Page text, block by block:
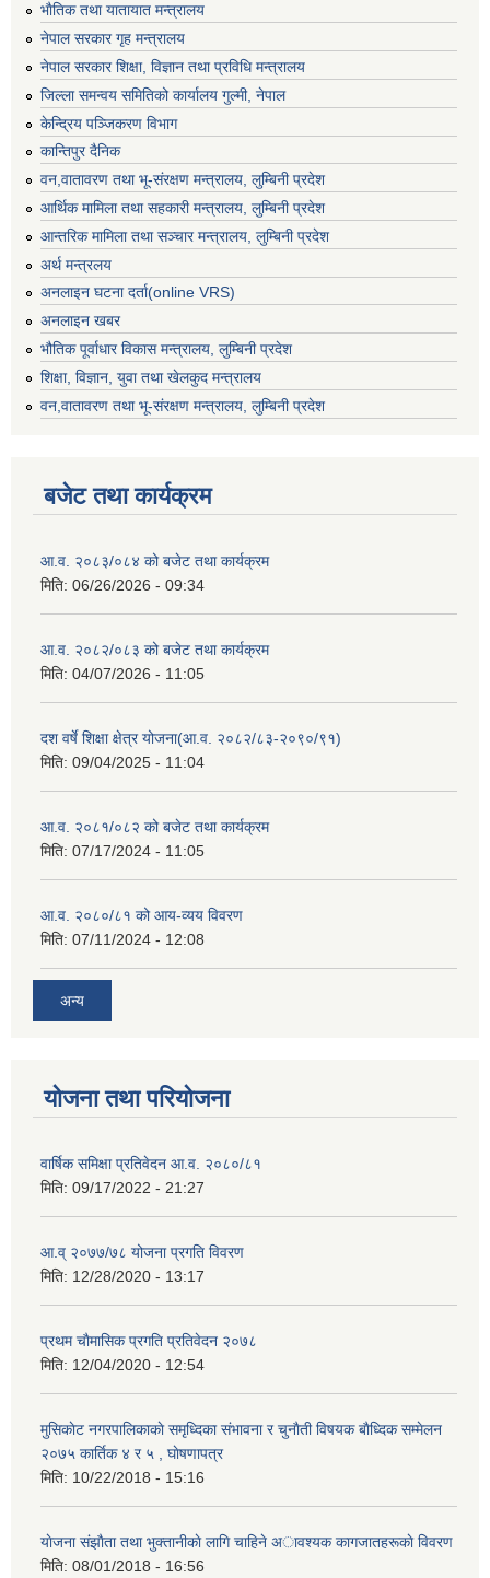
भाैतिक तथा यातायात मन्त्रालय
नेपाल सरकार गृह मन्त्रालय
नेपाल सरकार शिक्षा, विज्ञान तथा प्रविधि मन्त्रालय
जिल्ला समन्वय समितिको कार्यालय गुल्मी, नेपाल
केन्द्रिय पञ्जिकरण विभाग
कान्तिपुर दैनिक
वन,वातावरण तथा भू-संरक्षण मन्त्रालय, लुम्बिनी प्रदेश
आर्थिक मामिला तथा सहकारी मन्त्रालय, लुम्बिनी प्रदेश
आन्तरिक मामिला तथा सञ्चार मन्त्रालय, लुम्बिनी प्रदेश
अर्थ मन्त्रलय
अनलाइन घटना दर्ता(online VRS)
अनलाइन खबर
भौतिक पूर्वाधार विकास मन्त्रालय, लुम्बिनी प्रदेश
शिक्षा, विज्ञान, युवा तथा खेलकुद मन्‍‍त्रालय
वन,वातावरण तथा भू-संरक्षण मन्त्रालय, लुम्बिनी प्रदेश
बजेट तथा कार्यक्रम
आ.व. २०८३/०८४ को बजेट तथा कार्यक्रम
मिति: 06/26/2026 - 09:34
आ.व. २०८२/०८३ को बजेट तथा कार्यक्रम
मिति: 04/07/2026 - 11:05
दश वर्षे शिक्षा क्षेत्र योजना(आ.व. २०८२/८३-२०९०/९१)
मिति: 09/04/2025 - 11:04
आ.व. २०८१/०८२ को बजेट तथा कार्यक्रम
मिति: 07/17/2024 - 11:05
आ.व. २०८०/८१ को आय-व्यय विवरण
मिति: 07/11/2024 - 12:08
अन्य
योजना तथा परियोजना
वार्षिक समिक्षा प्रतिवेदन आ.व. २०८०/८१
मिति: 09/17/2022 - 21:27
आ.व् २०७७/७८ योजना प्रगति विवरण
मिति: 12/28/2020 - 13:17
प्रथम चाैमासिक प्रगति प्रतिवेदन २०७८
मिति: 12/04/2020 - 12:54
मुसिकाेट नगरपालिकाकाे समृध्दिका संभावना र चुनाैती विषयक बाैध्दिक सम्मेलन
२०७५ कार्तिक ४ र ५ , घाेषणापत्र
मिति: 10/22/2018 - 15:16
याेजना संझाैता तथा भुक्तानीकाे लागि चाहिने अावश्यक कागजातहरूकाे विवरण
मिति: 08/01/2018 - 16:56